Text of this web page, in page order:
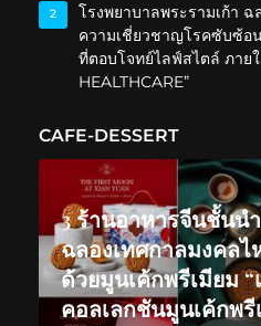
2
โรงพยาบาลพระรามเก้า
ความเชี่ยวชาญโรคซับซ้อ
ที่ตอบโจทย์ไลฟ์สไตล์ ภาย
HEALTHCARE”
CAFE-DESSERT
3 ร้านอาหารจีนชั้นน
ฉลองเทศกาลมงคลไ
ด้วยมูนเค้กพรีเมียม
คอลเลกชันมูนเค้กพรี